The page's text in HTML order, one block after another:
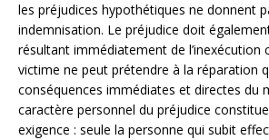
les préjudices hypothétiques ne donnent
indemnisation. Le préjudice doit
résultant immédiatement de l’inexécution
victime ne peut prétendre à la réparation
conséquences immédiates et directes du
caractère personnel du préjudice
exigence : seule la personne qui subit